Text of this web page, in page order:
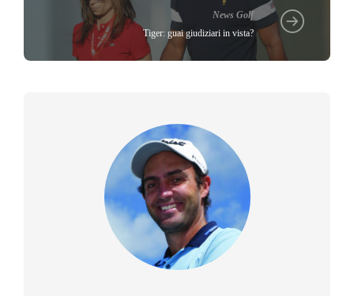
News Golf
Tiger: guai giudiziari in vista?